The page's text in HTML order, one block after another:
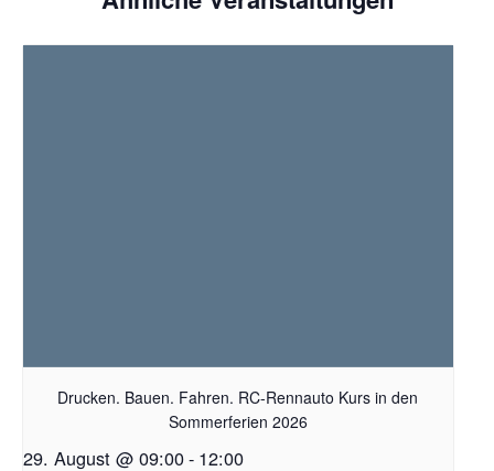
Drucken. Bauen. Fahren. RC-Rennauto Kurs in den
Sommerferien 2026
29. August @ 09:00- 12:00